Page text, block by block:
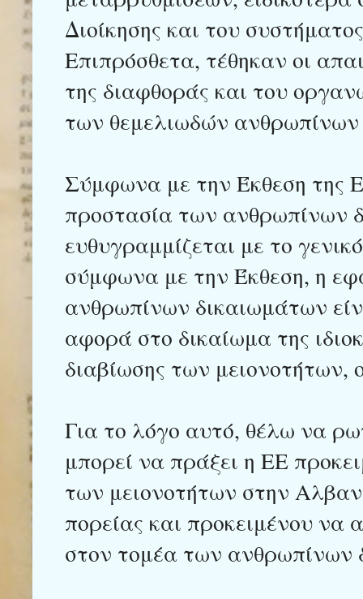
Διοίκησης και του
Επιπρόσθετα, τέθηκαν οι
της διαφθοράς και του
των θεμελιωδών
Σύμφωνα με την Έκθεση της
προστασία των ανθρωπίνων
ευθυγραμμίζεται με το
σύμφωνα με την Έκθεση, η
ανθρωπίνων δικαιωμάτων
αφορά στο δικαίωμα της
διαβίωσης των μειονοτήτων,
Για το λόγο αυτό, θέλω να
μπορεί να πράξει η ΕΕ
των μειονοτήτων στην
πορείας και προκειμένου να
στον τομέα των ανθρωπίνων